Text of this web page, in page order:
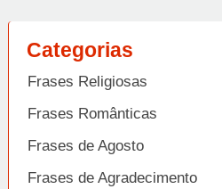
Categorias
Frases Religiosas
Frases Românticas
Frases de Agosto
Frases de Agradecimento